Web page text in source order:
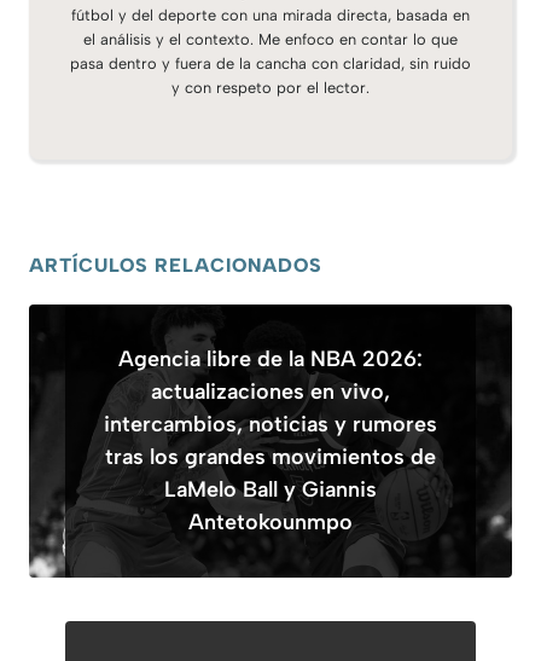
fútbol y del deporte con una mirada directa, basada en
el análisis y el contexto. Me enfoco en contar lo que
pasa dentro y fuera de la cancha con claridad, sin ruido
y con respeto por el lector.
ARTÍCULOS RELACIONADOS
Agencia libre de la NBA 2026:
actualizaciones en vivo,
intercambios, noticias y rumores
tras los grandes movimientos de
LaMelo Ball y Giannis
Antetokounmpo